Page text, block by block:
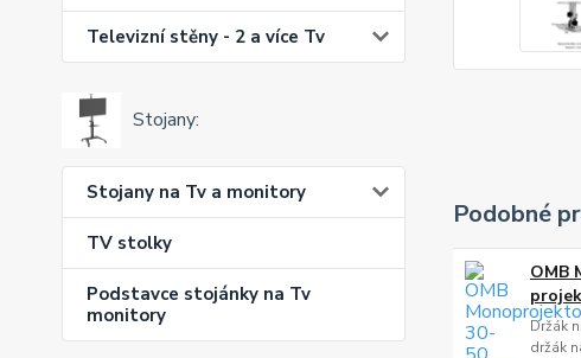
Televizní stěny - 2 a více Tv
Stojany:
Stojany na Tv a monitory
TV stolky
Podstavce stojánky na Tv
monitory
Podobné
OMB
Držák
držák